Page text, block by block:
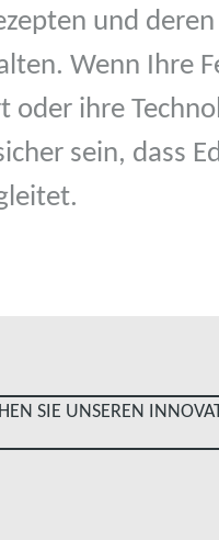
und deren
Wenn Ihre
oder ihre
sein, dass
SIE UNSEREN